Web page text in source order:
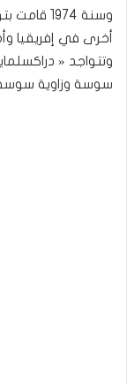
وسنة
أخرى في إفريقيا
وتتواجد «
سوسة وزاوية سوسة